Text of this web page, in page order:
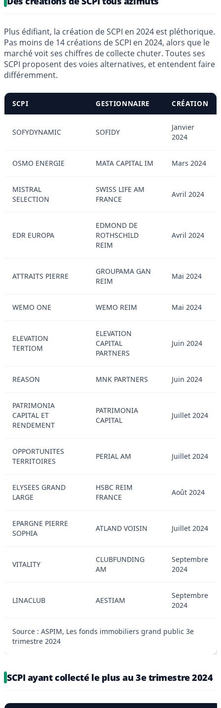
Plus édifiant, la création de SCPI en 2024 est pléthorique.
Pas moins de 14 créations de SCPI en 2024, alors que le
marché voit ses chiffres de collecte chuter. Toutes ses
SCPI proposent des voies alternatives, et entendent faire
différemment.
SCPI GESTIONNAIRE CRÉATION
SOFYDYNAMIC SOFIDY
Janvier
2024
OSMO ENERGIE MATA CAPITAL IM Mars 2024
MISTRAL
SELECTION
SWISS LIFE AM
FRANCE
Avril 2024
EDR EUROPA
EDMOND DE
ROTHSCHILD
REIM
Avril 2024
ATTRAITS PIERRE
GROUPAMA GAN
REIM
Mai 2024
WEMO ONE WEMO REIM Mai 2024
ELEVATION
TERTIOM
ELEVATION
CAPITAL
PARTNERS
Juin 2024
REASON MNK PARTNERS Juin 2024
PATRIMONIA
CAPITAL ET
RENDEMENT
PATRIMONIA
CAPITAL
Juillet 2024
OPPORTUNITES
TERRITOIRES
PERIAL AM Juillet 2024
ELYSEES GRAND
LARGE
HSBC REIM
FRANCE
Août 2024
EPARGNE PIERRE
SOPHIA
ATLAND VOISIN Juillet 2024
VITALITY
CLUBFUNDING
AM
Septembre
2024
LINACLUB AESTIAM
Septembre
2024
Source : ASPIM, Les fonds immobiliers grand public 3e
trimestre 2024
SCPI ayant collecté le plus au 3e trimestre 2024